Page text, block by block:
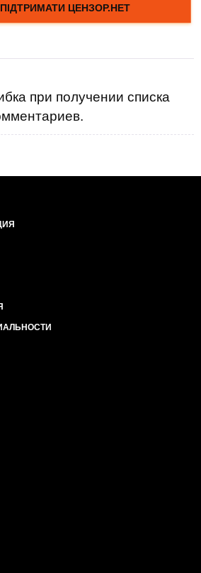
при получении списка